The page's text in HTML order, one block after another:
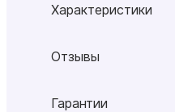
Характеристики
Отзывы
Гарантии